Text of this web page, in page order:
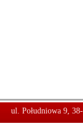
ul. Południowa 9,